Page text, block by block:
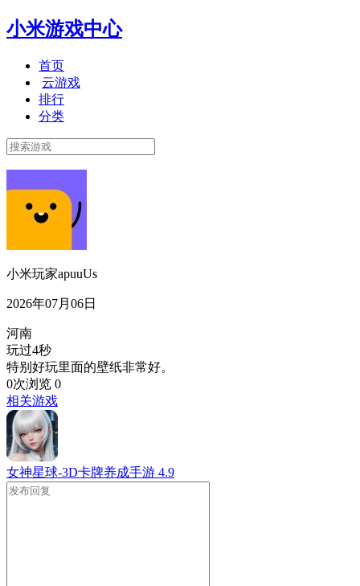
小米游戏中心
首页
云游戏
排行
分类
小米玩家apuuUs
2026年07月06日
河南
玩过4秒
特别好玩里面的壁纸非常好。
0次浏览 0
相关游戏
女神星球-3D卡牌养成手游 4.9